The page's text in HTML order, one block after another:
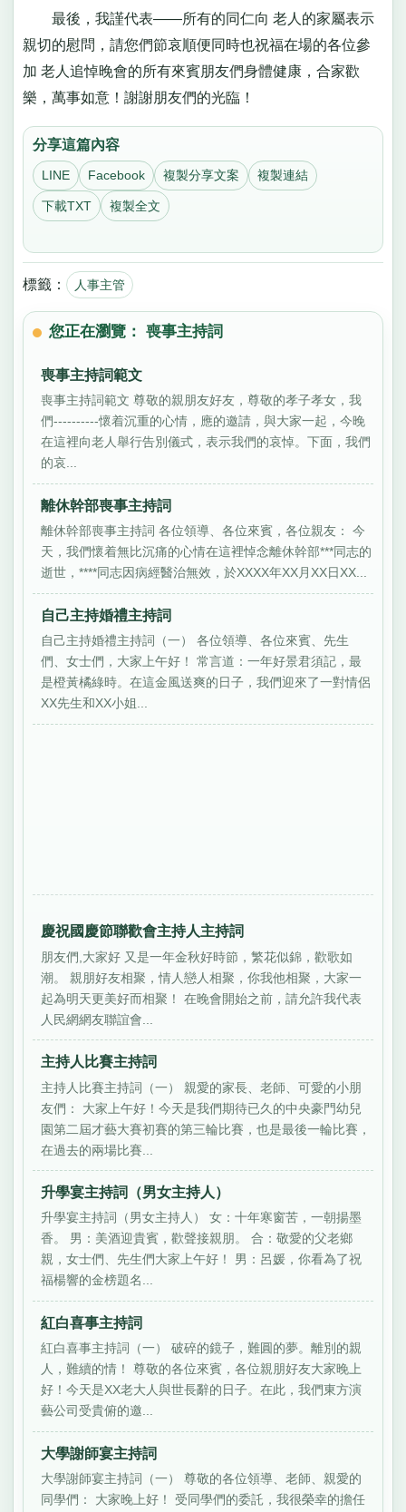
最後，我謹代表——所有的同仁向 老人的家屬表示
親切的慰問，請您們節哀順便同時也祝福在場的各位參
加 老人追悼晚會的所有來賓朋友們身體健康，合家歡
樂，萬事如意！謝謝朋友們的光臨！
分享這篇內容
LINE Facebook 複製分享文案 複製連結
下載TXT 複製全文
標籤： 人事主管
您正在瀏覽： 喪事主持詞
喪事主持詞範文
喪事主持詞範文 尊敬的親朋友好友，尊敬的孝子孝女，我
們----------懷着沉重的心情，應的邀請，與大家一起，今晚
在這裡向老人舉行告別儀式，表示我們的哀悼。下面，我們
的哀...
離休幹部喪事主持詞
離休幹部喪事主持詞 各位領導、各位來賓，各位親友： 今
天，我們懷着無比沉痛的心情在這裡悼念離休幹部***同志的
逝世，****同志因病經醫治無效，於XXXX年XX月XX日XX...
自己主持婚禮主持詞
自己主持婚禮主持詞（一） 各位領導、各位來賓、先生
們、女士們，大家上午好！ 常言道：一年好景君須記，最
是橙黃橘綠時。在這金風送爽的日子，我們迎來了一對情侶
XX先生和XX小姐...
慶祝國慶節聯歡會主持人主持詞
朋友們,大家好 又是一年金秋好時節，繁花似錦，歡歌如
潮。 親朋好友相聚，情人戀人相聚，你我他相聚，大家一
起為明天更美好而相聚！ 在晚會開始之前，請允許我代表
人民網網友聯誼會...
主持人比賽主持詞
主持人比賽主持詞（一） 親愛的家長、老師、可愛的小朋
友們： 大家上午好！今天是我們期待已久的中央豪門幼兒
園第二屆才藝大賽初賽的第三輪比賽，也是最後一輪比賽，
在過去的兩場比賽...
升學宴主持詞（男女主持人）
升學宴主持詞（男女主持人） 女：十年寒窗苦，一朝揚墨
香。 男：美酒迎貴賓，歡聲接親朋。 合：敬愛的父老鄉
親，女士們、先生們大家上午好！ 男：呂媛，你看為了祝
福楊響的金榜題名...
紅白喜事主持詞
紅白喜事主持詞（一） 破碎的鏡子，難圓的夢。離別的親
人，難續的情！ 尊敬的各位來賓，各位親朋好友大家晚上
好！今天是XX老大人與世長辭的日子。在此，我們東方演
藝公司受貴俯的邀...
大學謝師宴主持詞
大學謝師宴主持詞（一） 尊敬的各位領導、老師、親愛的
同學們： 大家晚上好！ 受同學們的委託，我很榮幸的擔任